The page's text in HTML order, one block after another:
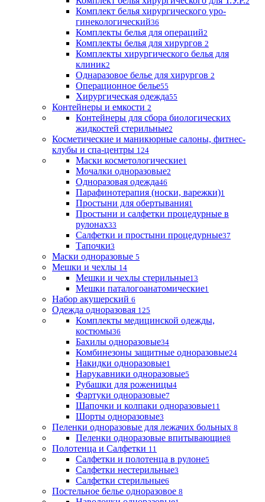
Комплект белья хирургического уро-
гинекологический36
Комплекты белья для операций2
Комплекты белья для хирургов 2
Комплекты хирургического белья для
клиник2
Однаразовое белье для хирургов 2
Операционное белье55
Хирургическая одежда55
Контейнеры и емкости 2
Контейнеры для сбора биологических
жидкостей стерильные2
Косметические и маникюрные салоны, фитнес-
клубы и спа-центры 124
Маски косметологические1
Мочалки одноразовые2
Одноразовая одежда46
Парафинотерапия (носки, варежки)1
Простыни для обертывания1
Простыни и салфетки процедурные в
рулонах33
Салфетки и простыни процедурные37
Тапочки3
Маски одноразовые 5
Мешки и чехлы 14
Мешки и чехлы стерильные13
Мешки паталогоанатомические1
Набор акушерский 6
Одежда одноразовая 125
Комплекты медицинской одежды,
костюмы36
Бахилы одноразовые34
Комбинезоны защитные одноразовые24
Накидки одноразовые1
Нарукавники одноразовые5
Рубашки для роженицы4
Фартуки одноразовые7
Шапочки и колпаки одноразовые11
Шорты одноразовые3
Пеленки одноразовые для лежачих больных 8
Пеленки одноразовые впитывающие8
Полотенца и Салфетки 11
Салфетки и полотенца в рулоне5
Салфетки нестерильные3
Салфетки стерильные6
Постельное белье одноразовое 8